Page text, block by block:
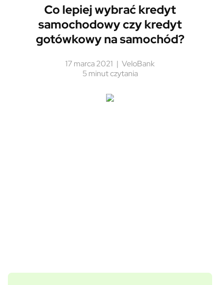
Co lepiej wybrać kredyt
samochodowy czy kredyt
gotówkowy na samochód?
17 marca 2021
VeloBank
5 minut czytania